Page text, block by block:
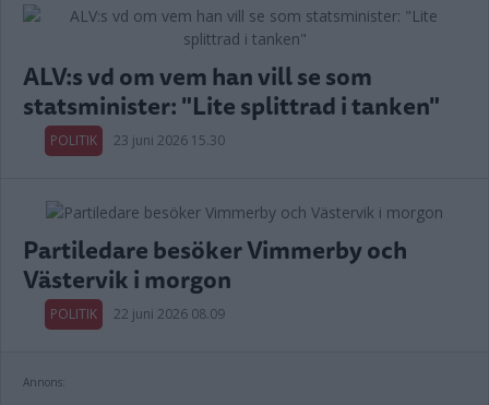
ALV:s vd om vem han vill se som
statsminister: "Lite splittrad i tanken"
POLITIK 23 juni 2026 15.30
Partiledare besöker Vimmerby och
Västervik i morgon
POLITIK 22 juni 2026 08.09
Annons: